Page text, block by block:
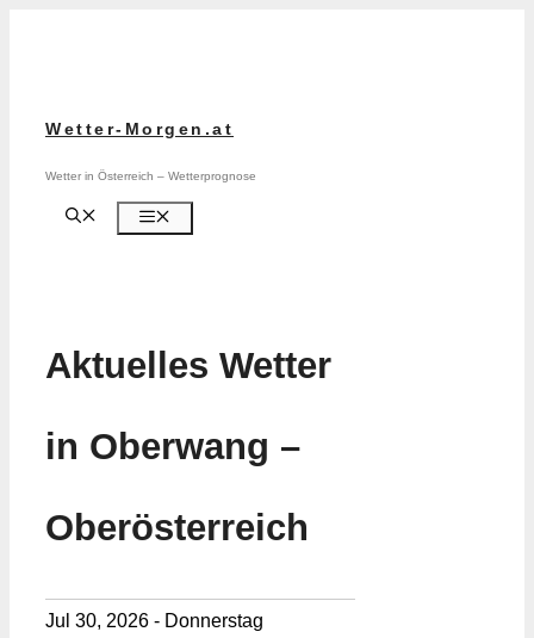
Wetter-Morgen.at
Wetter in Österreich – Wetterprognose
Aktuelles Wetter
in Oberwang –
Oberösterreich
Jul 30, 2026 - Donnerstag